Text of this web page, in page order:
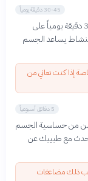
30-45 دقيقة يومياً
قم بنشاط بدني معتدل مثل المشي السريع لمدة 30 دقيقة يومياً على
3 مرات أسبوعياً. النشاط يساعد الجسم
إذا كنت تعاني من
5 دقائق أسبوعياً
حتى لو كان بنسبة 5-10% يحسن من حساسية الجسم
مع طبيبك عن
ذلك مضاعفات